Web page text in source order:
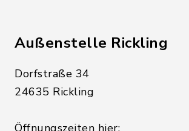
Außenstelle Rickling
Dorfstraße 34
24635 Rickling
Öffnungszeiten hier: